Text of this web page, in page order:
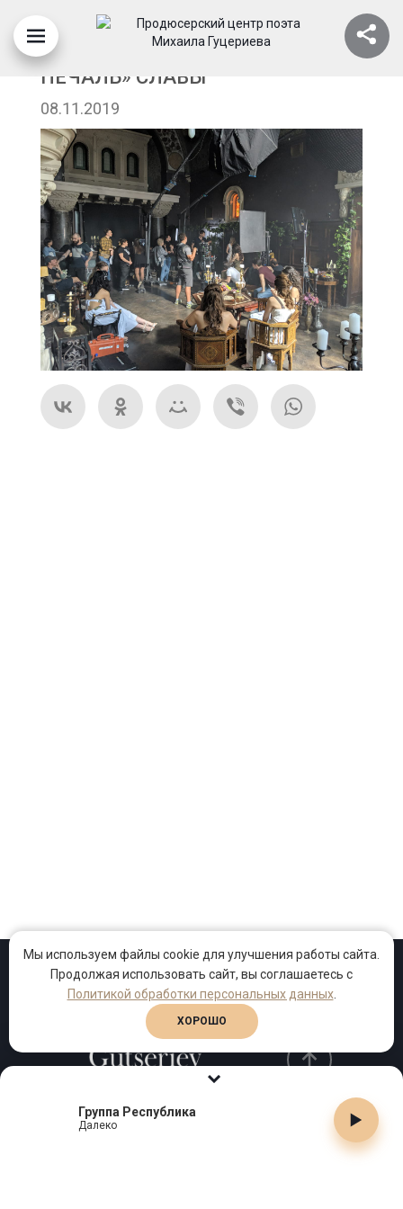
Группа Республика
Далеко
СЪЁМКИ КЛИПА «СЛЁЗ УМЫТАЯ
ПЕЧАЛЬ» СЛАВЫ
08.11.2019
Проекты Песни Клипы
Телефон:
Мы используем файлы cookie для улучшения работы сайта.
Продолжая использовать сайт, вы соглашаетесь с
Политикой обработки персональных данных.
ХОРОШО